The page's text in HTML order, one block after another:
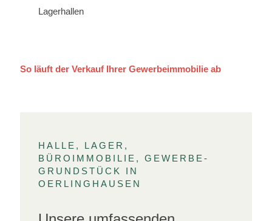
Lagerhallen
So läuft der Verkauf Ihrer Gewerbeimmobilie ab
HALLE, LAGER,
BÜROIMMOBILIE, GEWERBE-
GRUNDSTÜCK IN
OERLINGHAUSEN